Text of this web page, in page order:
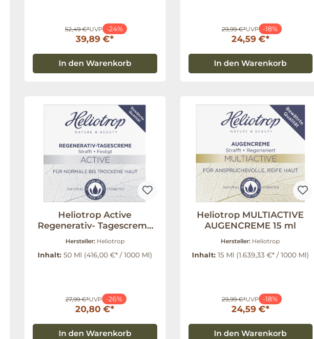
52,49 €*UVP -24%
39,89 €*
In den Warenkorb
29,99 €*UVP -18%
24,59 €*
In den Warenkorb
Heliotrop Active
Regenerativ- Tagescreme
50 ml
Hersteller: Heliotrop
Inhalt: 50 Ml (416,00 €* / 1000 Ml)
27,99 €*UVP -26%
20,80 €*
In den Warenkorb
Heliotrop MULTIACTIVE
AUGENCREME 15 ml
Hersteller: Heliotrop
Inhalt: 15 Ml (1.639,33 €* / 1000 Ml)
29,99 €*UVP -18%
24,59 €*
In den Warenkorb